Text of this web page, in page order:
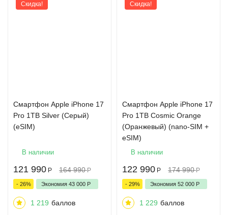
Скидка!
Cмартфон Apple iPhone 17
Pro 1TB Silver (Серый)
(eSIM)
В наличии
121 990 Р 164 990 Р
- 26% Экономия 43 000 Р
1 219 баллов
Скидка!
Cмартфон Apple iPhone 17
Pro 1TB Cosmic Orange
(Оранжевый) (nano-SIM +
eSIM)
В наличии
122 990 Р 174 990 Р
- 29% Экономия 52 000 Р
1 229 баллов